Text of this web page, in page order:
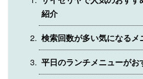
紹介
検索回数が多い気になるメ
平日のランチメニューがお